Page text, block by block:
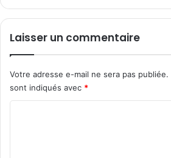
Laisser un commentaire
Votre adresse e-mail ne sera pas publiée.
sont indiqués avec *